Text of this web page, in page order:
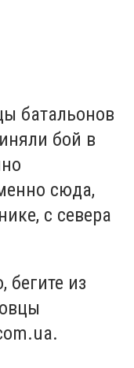
батальонов
бой в
сюда,
с севера
бегите из